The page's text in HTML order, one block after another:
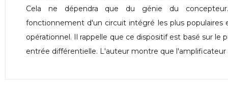
Cela ne dépendra que du génie du
fonctionnement d'un circuit intégré les plus populaires
opérationnel. Il rappelle que ce dispositif est basé sur
entrée différentielle. L'auteur montre que